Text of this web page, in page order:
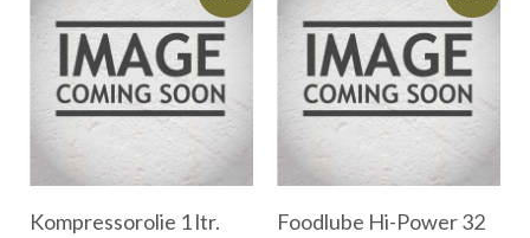
Kompressorolie 1 ltr.
Foodlube Hi-Power 32